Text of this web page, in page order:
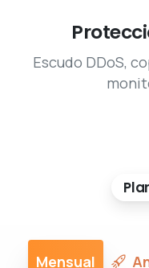
Escudo DDoS,
Mensual